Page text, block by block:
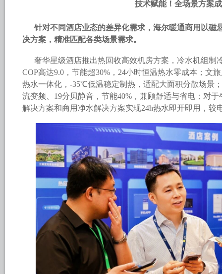
技术赋能！全场景方案
针对不同酒店业态的差异化需求，海尔暖通商用以磁
决方案，精准匹配各类场景需求。
奢华星级酒店推出热回收高效机房方案，冷水机组制
COP高达9.0，节能超30%，24小时恒温热水零成本；文
热水一体化，-35℃低温稳定制热，适配大面积分散场景
流变频、19分贝静音，节能40%，兼顾舒适与省电；对
解决方案和商用净水解决方案实现24h热水即开即用，较